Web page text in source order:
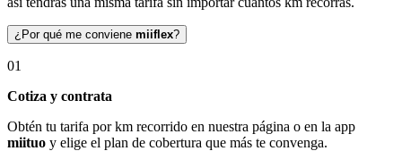
¿Por qué me conviene miiflex?
01
Cotiza y contrata
Obtén tu tarifa por km recorrido en nuestra página o en la app
miituo y elige el plan de cobertura que más te convenga.